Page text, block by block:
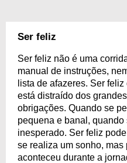
Ser feliz
Ser feliz não é uma
manual de instruções,
lista de afazeres. Ser
está distraído dos
obrigações. Quando se
pequena e banal,
inesperado. Ser feliz
se realiza um sonho,
aconteceu durante a